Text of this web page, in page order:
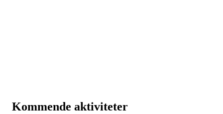
Kommende aktiviteter